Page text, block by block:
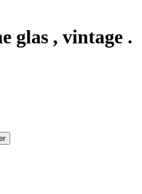
glas , vintage .